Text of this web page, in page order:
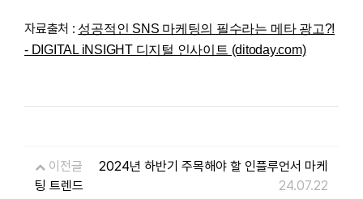
자료출처 : 성공적인 SNS 마케팅의 필수라는 메타 광고?!
- DIGITAL iNSIGHT 디지털 인사이트 (ditoday.com)
이전글
2024년 하반기 주목해야 할 인플루언서 마케
팅 트렌드
24.07.22